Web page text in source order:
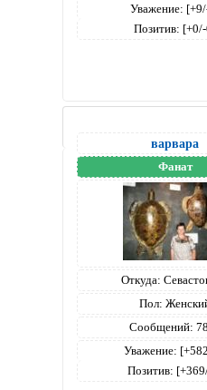
Уважение:
Позитив:
варвара
Фанат
Откуда:
Пол:
Сообщений:
Уважение:
Позитив: